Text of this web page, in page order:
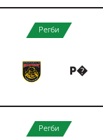
Регби
Р�
Регби